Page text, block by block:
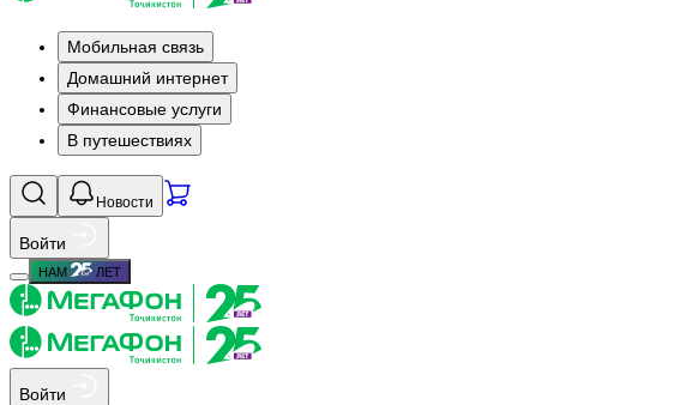
Мобильная связь
Домашний интернет
Финансовые услуги
В путешествиях
Новости
Войти
НАМ ЛЕТ
Войти